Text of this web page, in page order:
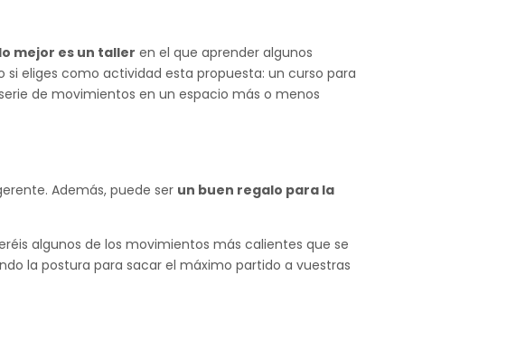
lo mejor es un taller en el que aprender algunos
eliges como actividad esta propuesta: un curso para
de movimientos en un espacio más o menos
Además, puede ser un buen regalo para la
algunos de los movimientos más calientes que se
la postura para sacar el máximo partido a vuestras